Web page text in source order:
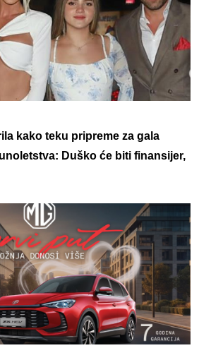
kako teku pripreme za gala
Duško će biti finansijer,